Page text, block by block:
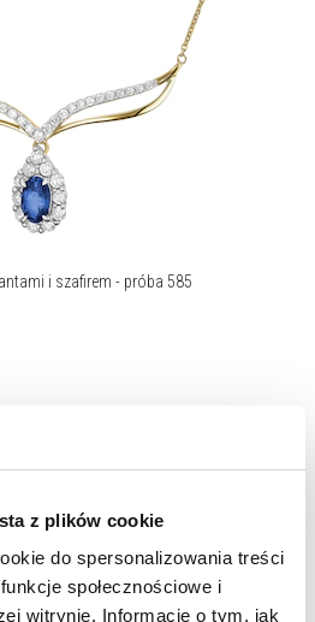
z plików cookie
do spersonalizowania treści
społecznościowe i
witrynie. Informacje o tym, jak
i szafirem - próba 585